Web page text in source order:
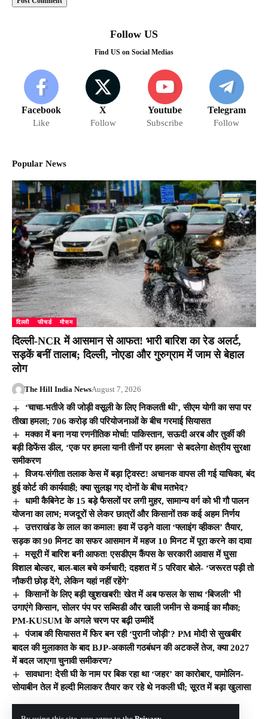
Follow US
Find US on Social Medias
Facebook
Like
X
Follow
Youtube
Subscribe
Telegram
Follow
Popular News
दिल्ली फीचर्ड मौसम
दिल्ली-NCR में आसमान से आफत! भारी बारिश का रेड अलर्ट,
सड़कें बनीं तालाब; दिल्ली, नोएडा और गुरुग्राम में जाम से बेहाल
लोग
The Hill India NewsAugust 7, 2026
‘चाचा-भतीजे की जोड़ी वसूली के लिए निकलती थी’, सीएम योगी का सपा पर
तीखा हमला; 706 करोड़ की परियोजनाओं के बीच गरमाई सियासत
मक्का में बना नया रणनीतिक मोर्चा! पाकिस्तान, सऊदी अरब और तुर्की की
बड़ी डिफेंस डील, ‘एक पर हमला यानी तीनों पर हमला’ से बदलेगा क्षेत्रीय सुरक्षा
समीकरण
विजय-संगीता तलाक केस में बड़ा ट्विस्ट! अचानक वापस ली गई याचिका, बंद
हुई कोर्ट की कार्यवाही; क्या सुलझ गए दोनों के बीच मतभेद?
धामी कैबिनेट के 15 बड़े फैसलों पर लगी मुहर, सामान्य वर्ग को भी गौ पालन
योजना का लाभ; मजदूरों से लेकर छात्रों और किसानों तक कई अहम निर्णय
उत्तराखंड के लाल का कमाल! हवा में उड़ने वाला ‘फ्लाइंग व्हीकल’ तैयार,
सड़क का 90 मिनट का सफर आसमान में महज 10 मिनट में पूरा करने का दावा
मसूरी में बारिश बनी आफत! एसडीएम कैंपस के सरकारी आवास में घुसा
विशाल बोल्डर, बाल-बाल बचे कर्मचारी; दहशत में 5 परिवार बोले- ‘जरूरत पड़ी तो
नौकरी छोड़ देंगे, लेकिन यहां नहीं रहेंगे’
किसानों के लिए बड़ी खुशखबरी! खेत में अब फसल के साथ ‘बिजली’ भी
उगाएंगे किसान, सोलर पंप पर सब्सिडी और खाली जमीन से कमाई का मौका;
PM-KUSUM के अगले चरण पर बढ़ी उम्मीदें
पंजाब की सियासत में फिर बन रही ‘पुरानी जोड़ी’? PM मोदी से सुखबीर
बादल की मुलाकात के बाद BJP-अकाली गठबंधन की अटकलें तेज, क्या 2027
में बदल जाएगा चुनावी समीकरण?
सावधान! देसी घी के नाम पर बिक रहा था ‘जहर’ का कारोबार, पामोलिन-
सोयाबीन तेल में हल्दी मिलाकर तैयार कर रहे थे नकली घी; सूरत में बड़ा खुलासा